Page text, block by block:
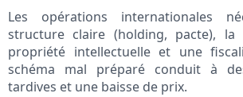
Les opérations internationales
structure claire (holding, pacte),
propriété intellectuelle et une
schéma mal préparé conduit à
tardives et une baisse de prix.